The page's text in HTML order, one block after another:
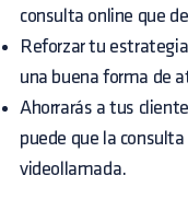
consulta online que
Reforzar tu
una buena forma de
Ahorrarás a tus
puede que la
videollamada.